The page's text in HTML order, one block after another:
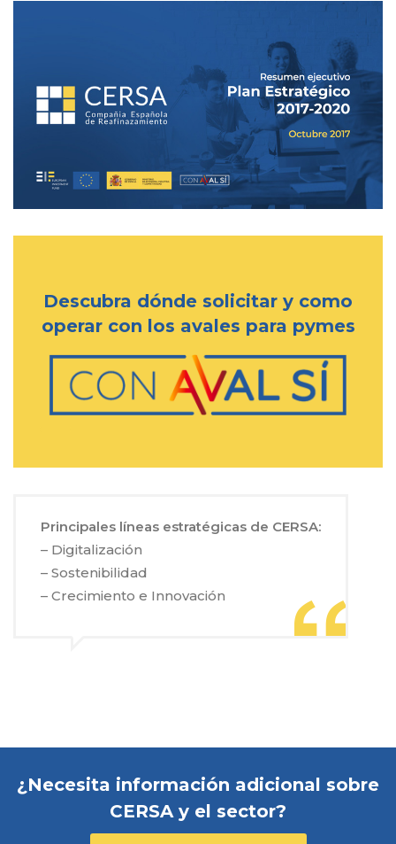
Descubra dónde solicitar y como
operar con los avales para pymes
Principales líneas estratégicas de CERSA:
– Digitalización
– Sostenibilidad
– Crecimiento e Innovación
¿Necesita información adicional sobre
CERSA y el sector?